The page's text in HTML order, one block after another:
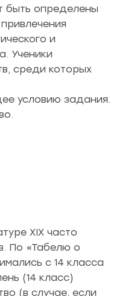
быть определены
и
Ученики
среди которых
условию задания.
XIX часто
По «Табелю о
с 14 класса
(14 класс)
(в случае, если